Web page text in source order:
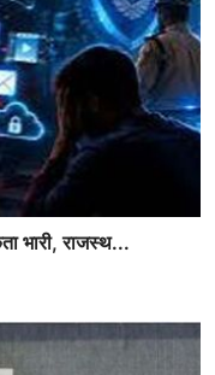
भारी, राजस्थ...